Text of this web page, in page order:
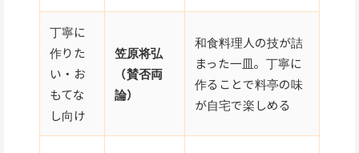
丁寧に
作りた
い・お
もてな
し向け
笠原将弘
（賛否両
論）
和食料理人の技が詰
まった一皿。丁寧に
作ることで料亭の味
が自宅で楽しめる